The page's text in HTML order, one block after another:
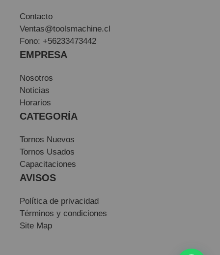
Contacto
Ventas@toolsmachine.cl
Fono: +56233473442
EMPRESA
Nosotros
Noticias
Horarios
CATEGORÍA
Tornos Nuevos
Tornos Usados
Capacitaciones
AVISOS
Política de privacidad
Términos y condiciones
Site Map